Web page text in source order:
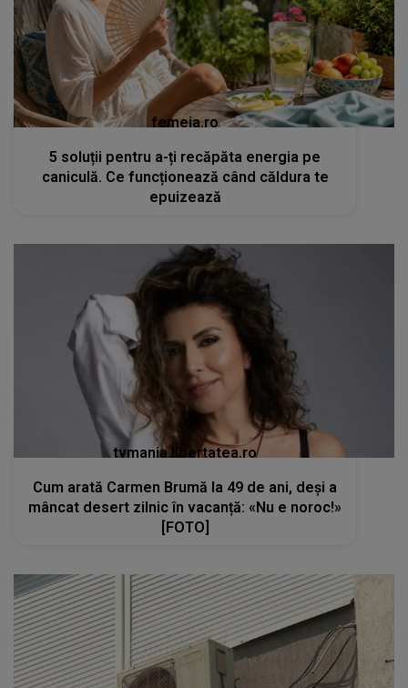
femeia.ro
5 soluții pentru a-ți recăpăta energia pe
caniculă. Ce funcționează când căldura te
epuizează
tvmania.libertatea.ro
Cum arată Carmen Brumă la 49 de ani, deși a
mâncat desert zilnic în vacanță: «Nu e noroc!»
[FOTO]